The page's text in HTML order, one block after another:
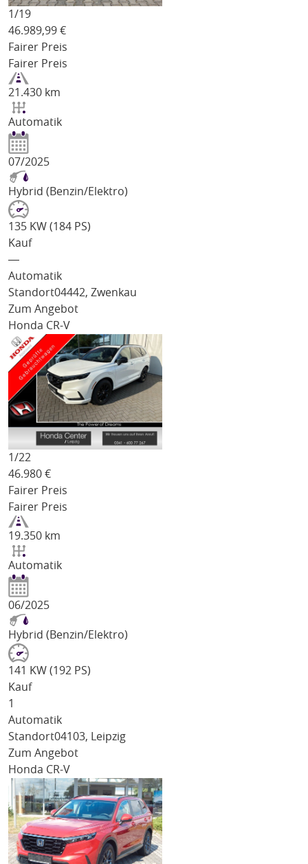
1/19
46.989,99 €
Fairer Preis
Fairer Preis
21.430 km
Automatik
07/2025
Hybrid (Benzin/Elektro)
135 KW (184 PS)
Kauf
―
Automatik
Standort04442, Zwenkau
Zum Angebot
Honda CR-V
1/22
46.980 €
Fairer Preis
Fairer Preis
19.350 km
Automatik
06/2025
Hybrid (Benzin/Elektro)
141 KW (192 PS)
Kauf
1
Automatik
Standort04103, Leipzig
Zum Angebot
Honda CR-V